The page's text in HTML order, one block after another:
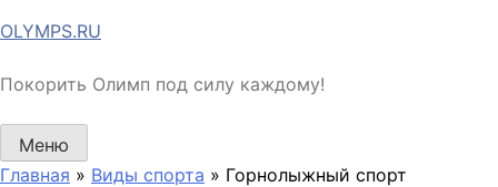
Перейти
содержимому
OLYMPS.RU
Покорить Олимп под силу каждому!
Меню
Главная » Виды спорта » Горнолыжный спорт